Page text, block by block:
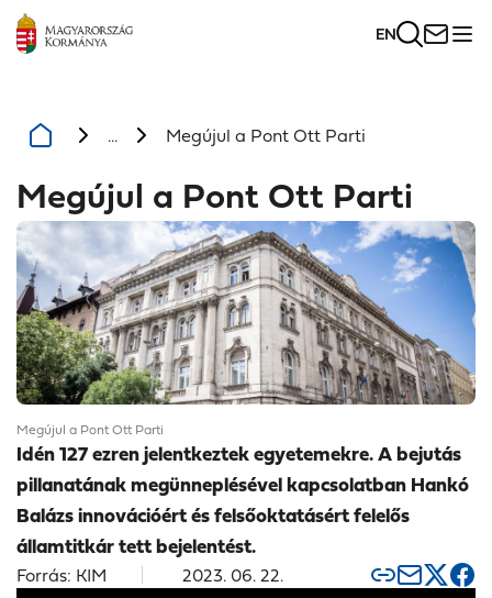
EN
... Megújul a Pont Ott Parti
Megújul a Pont Ott Parti
Megújul a Pont Ott Parti
Idén 127 ezren jelentkeztek egyetemekre. A bejutás
pillanatának megünneplésével kapcsolatban Hankó
Balázs innovációért és felsőoktatásért felelős
államtitkár tett bejelentést.
Forrás: KIM 2023. 06. 22.